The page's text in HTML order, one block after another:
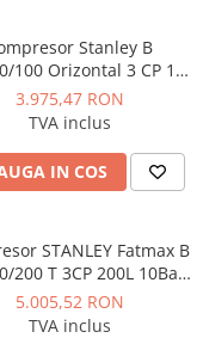
Stanley B
100 Orizontal 3 CP 10
bar 330 L/min
3.975,47 RON
TVA inclus
IN COS
STANLEY Fatmax B
200 T 3CP 200L 10Bar
330L/min
5.005,52 RON
TVA inclus